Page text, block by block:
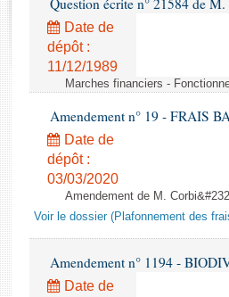
Rapports d'enquête
Rapports législatifs
Rapports sur l'application des lois
Baromètre de l’application des lois
Dossiers législatifs
Budget et sécurité sociale
Questions écrites et orales
Comptes rendus des débats
Question écrite n° 21584 de
Date de
dépôt :
11/12/1989
Marches financiers -
Amendement n° 19 - FRAIS
Date de
dépôt :
03/03/2020
Amendement de M.
Voir le dossier (Plafonnement des
Amendement n° 1194 -
Date de